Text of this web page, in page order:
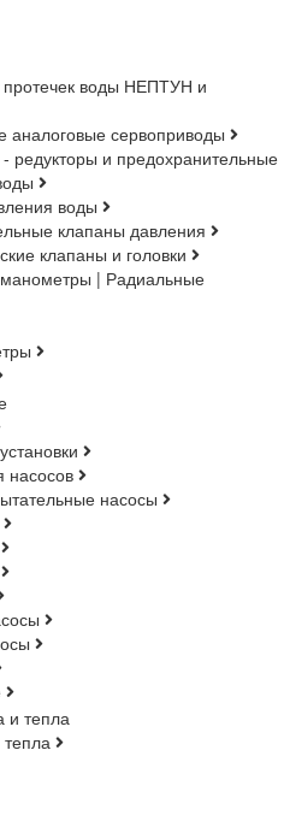
воды НЕПТУН и
аналоговые сервоприводы
редукторы и предохранительные
воды
клапаны давления
клапаны и головки
| Радиальные
насосов
насосы